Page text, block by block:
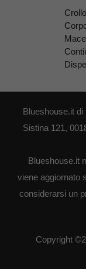
Blueshouse.it
Sistina 121,
Blueshouse.it
viene aggiornato
considerarsi un
Copyright